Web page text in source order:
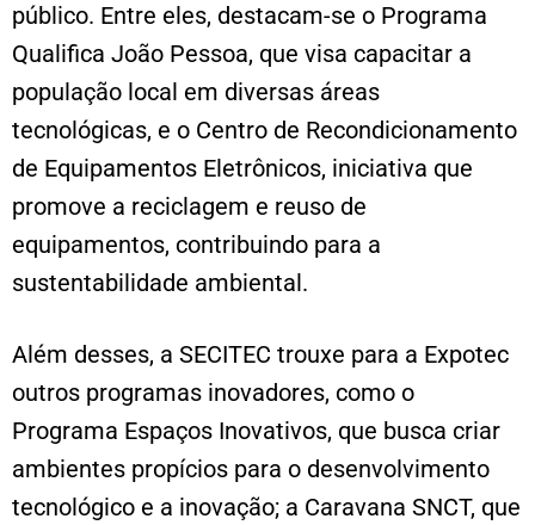
público. Entre eles, destacam-se o Programa
Qualifica João Pessoa, que visa capacitar a
população local em diversas áreas
tecnológicas, e o Centro de Recondicionamento
de Equipamentos Eletrônicos, iniciativa que
promove a reciclagem e reuso de
equipamentos, contribuindo para a
sustentabilidade ambiental.
Além desses, a SECITEC trouxe para a Expotec
outros programas inovadores, como o
Programa Espaços Inovativos, que busca criar
ambientes propícios para o desenvolvimento
tecnológico e a inovação; a Caravana SNCT, que